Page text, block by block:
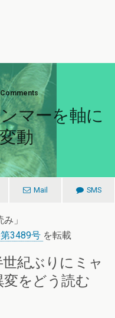
Comments
マーを軸に
動
Mail SMS
」
3489号 を転載
紀ぶりにミャ
をどう読む